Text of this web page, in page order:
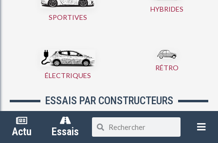
SPORTIVES
HYBRIDES
ÉLECTRIQUES
RÉTRO
ESSAIS PAR CONSTRUCTEURS
Partager
Actu Essais